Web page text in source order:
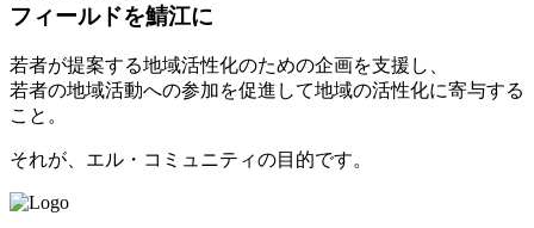
フィールドを鯖江に
若者が提案する地域活性化のための企画を支援し、
若者の地域活動への参加を促進して地域の活性化に寄与する
こと。
それが、エル・コミュニティの目的です。